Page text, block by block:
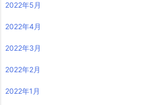
2022年5月
2022年4月
2022年3月
2022年2月
2022年1月